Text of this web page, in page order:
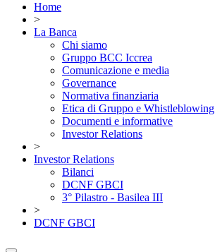
Home
>
La Banca
Chi siamo
Gruppo BCC Iccrea
Comunicazione e media
Governance
Normativa finanziaria
Etica di Gruppo e Whistleblowing
Documenti e informative
Investor Relations
>
Investor Relations
Bilanci
DCNF GBCI
3° Pilastro - Basilea III
>
DCNF GBCI